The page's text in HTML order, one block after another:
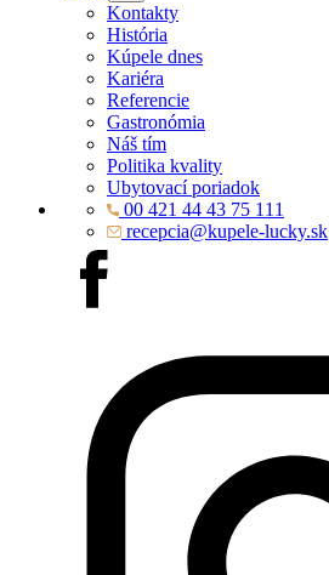
Kontakty
História
Kúpele dnes
Kariéra
Referencie
Gastronómia
Náš tím
Politika kvality
Ubytovací poriadok
00 421 44 43 75 111
recepcia@kupele-lucky.sk